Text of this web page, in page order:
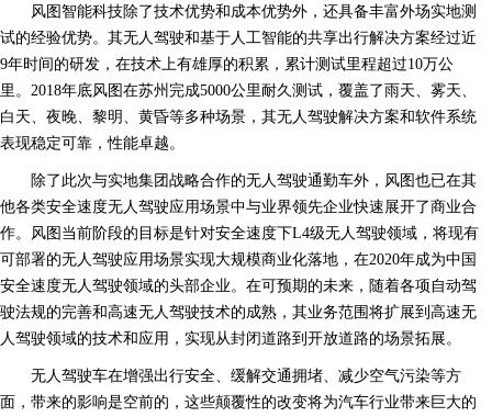
风图智能科技除了技术优势和成本优势外，还具备丰富外场实地测
试的经验优势。其无人驾驶和基于人工智能的共享出行解决方案经过近
9年时间的研发，在技术上有雄厚的积累，累计测试里程超过10万公
里。2018年底风图在苏州完成5000公里耐久测试，覆盖了雨天、雾天、
白天、夜晚、黎明、黄昏等多种场景，其无人驾驶解决方案和软件系统
表现稳定可靠，性能卓越。
除了此次与实地集团战略合作的无人驾驶通勤车外，风图也已在其
他各类安全速度无人驾驶应用场景中与业界领先企业快速展开了商业合
作。风图当前阶段的目标是针对安全速度下L4级无人驾驶领域，将现有
可部署的无人驾驶应用场景实现大规模商业化落地，在2020年成为中国
安全速度无人驾驶领域的头部企业。在可预期的未来，随着各项自动驾
驶法规的完善和高速无人驾驶技术的成熟，其业务范围将扩展到高速无
人驾驶领域的技术和应用，实现从封闭道路到开放道路的场景拓展。
无人驾驶车在增强出行安全、缓解交通拥堵、减少空气污染等方
面，带来的影响是空前的，这些颠覆性的改变将为汽车行业带来巨大的